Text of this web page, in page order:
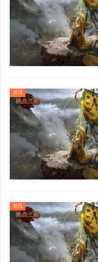
资讯
资讯